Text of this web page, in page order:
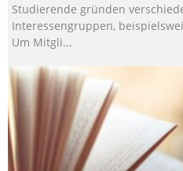
Studierende gründen
Interessengruppen,
Um Mitgli...